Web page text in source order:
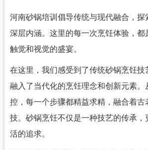
河南砂锅培训倡导传统与现代融合，探
深层内涵。这里的每一次烹饪体验，都
触觉和视觉的盛宴。
在这里，我们感受到了传统砂锅烹饪技
融入了当代化的烹饪理念和创新元素。
控，每一个步骤都精益求精，融合着古
技。砂锅烹饪不仅是一种技艺的传承，
活的追求。